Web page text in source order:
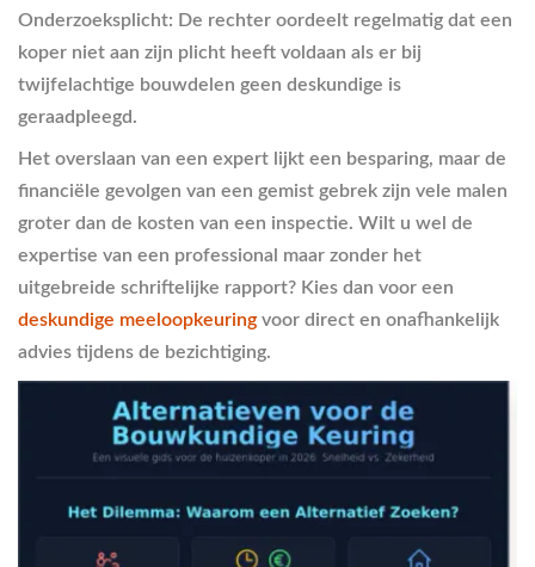
Onderzoeksplicht: De rechter oordeelt regelmatig dat een
koper niet aan zijn plicht heeft voldaan als er bij
twijfelachtige bouwdelen geen deskundige is
geraadpleegd.
Het overslaan van een expert lijkt een besparing, maar de
financiële gevolgen van een gemist gebrek zijn vele malen
groter dan de kosten van een inspectie. Wilt u wel de
expertise van een professional maar zonder het
uitgebreide schriftelijke rapport? Kies dan voor een
deskundige meeloopkeuring voor direct en onafhankelijk
advies tijdens de bezichtiging.